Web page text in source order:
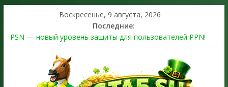
Воскресенье, 9 августа, 2026
Последние:
PSN — новый уровень защиты для пользователей PPN!
The Kortz Center Heist выйдет в GTA Online уже 14 июля
Регистрация в Rockstar Games Social Club ошибка #1.500.7:
как зарегистрировать аккаунт и войти без проблем в 2026